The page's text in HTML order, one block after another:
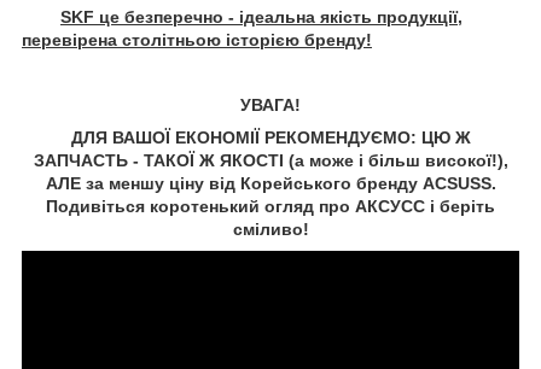
SKF це безперечно - ідеальна якість продукції,
перевірена столітньою історією бренду!
УВАГА!
ДЛЯ ВАШОЇ ЕКОНОМІЇ РЕКОМЕНДУЄМО: ЦЮ Ж
ЗАПЧАСТЬ - ТАКОЇ Ж ЯКОСТІ (а може і більш високої!),
АЛЕ за меншу ціну від Корейського бренду ACSUSS.
Подивіться коротенький огляд про АКСУCC і беріть
сміливо!